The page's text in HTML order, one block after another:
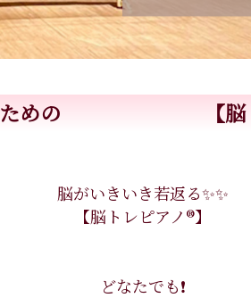
ための 【脳ト
脳がいきいき若返る✨✨
【脳トレピアノ®】
どなたでも❗️